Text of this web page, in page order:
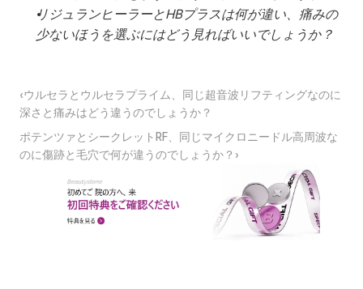
リジュランヒーラーとHBプラスは何が違い、痛みの
少ないほうを選ぶにはどう見ればいいでしょうか？
‹ウルセラとウルセラプライム、同じ超音波リフティングなのに
深さと痛みはどう違うのでしょうか？
ポテンツァとシークレットRF、同じマイクロニードル高周波な
のに傷跡と毛穴で何が違うのでしょうか？›